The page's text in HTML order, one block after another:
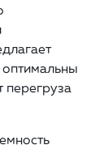
оптимальны
перегруза